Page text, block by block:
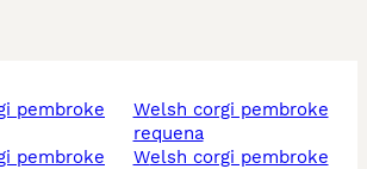
welsh corgi pembroke
requena
welsh corgi pembroke